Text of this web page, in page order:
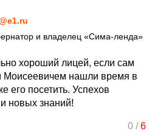
и владелец «Сима-ленда»
хороший лицей, если сам
Моисеевичем нашли время в
его посетить. Успехов
новых знаний!
0/6